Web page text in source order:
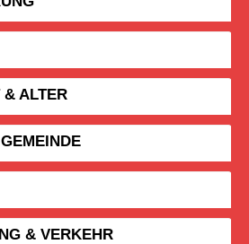
& ALTER
& VERKEHR